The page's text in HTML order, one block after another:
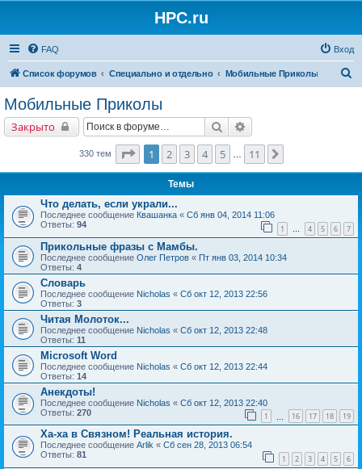
HPC.ru
FAQ Вход
Список форумов Специально и отдельно Мобильные Приколы
Мобильные Приколы
Закрыто Поиск
330 тем Страница1 из
1 2 3 4 5 11
Темы
Что делать, если украли...
Последнее сообщение Квашанка « Сб янв 04, 2014 11:06
Ответы: 94 1 … 4 5 6 7
Прикольные фразы с Мамбы.
Последнее сообщение Олег Петров « Пт янв 03, 2014 10:34
Ответы: 4
Словарь
Последнее сообщение Nicholas « Сб окт 12, 2013 22:56
Ответы: 3
Читая Молоток...
Последнее сообщение Nicholas « Сб окт 12, 2013 22:48
Ответы: 11
Microsoft Word
Последнее сообщение Nicholas « Сб окт 12, 2013 22:44
Ответы: 14
Анекдоты!
Последнее сообщение Nicholas « Сб окт 12, 2013 22:40
Ответы: 270 1 16 17 18 19
Ха-ха в Связном! Реальная история.
Последнее сообщение Arlik « Сб сен 28, 2013 06:54
Ответы: 81 1 2 3 4 5 6